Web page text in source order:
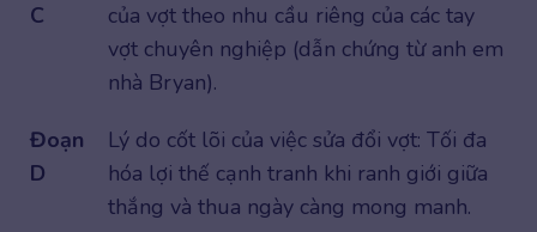
C
của vợt theo nhu cầu riêng của các tay
vợt chuyên nghiệp (dẫn chứng từ anh em
nhà Bryan).
Đoạn
D
Lý do cốt lõi của việc sửa đổi vợt: Tối đa
hóa lợi thế cạnh tranh khi ranh giới giữa
thắng và thua ngày càng mong manh.